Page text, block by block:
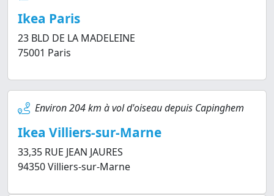
Ikea Paris
23 BLD DE LA MADELEINE
75001 Paris
Environ 204 km à vol d'oiseau depuis Capinghem
Ikea Villiers-sur-Marne
33,35 RUE JEAN JAURES
94350 Villiers-sur-Marne